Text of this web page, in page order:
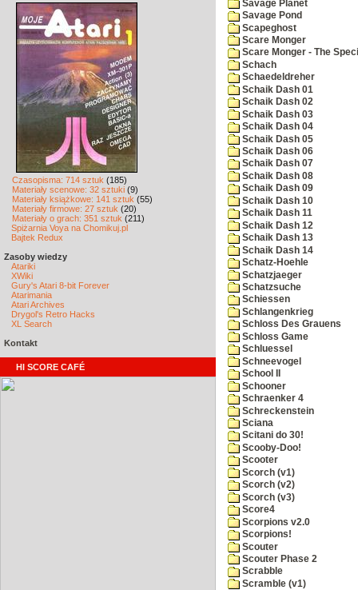
Czasopisma: 714 sztuk (185)
Materiały scenowe: 32 sztuki (9)
Materiały książkowe: 141 sztuk (55)
Materiały firmowe: 27 sztuk (20)
Materiały o grach: 351 sztuk (211)
Spiżarnia Voya na Chomikuj.pl
Bajtek Redux
Zasoby wiedzy
Atariki
XWiki
Gury's Atari 8-bit Forever
Atarimania
Atari Archives
Drygol's Retro Hacks
XL Search
Kontakt
HI SCORE CAFÉ
Savage Planet
Savage Pond
Scapeghost
Scare Monger
Scare Monger - The
Schach
Schaedeldreher
Schaik Dash 01
Schaik Dash 02
Schaik Dash 03
Schaik Dash 04
Schaik Dash 05
Schaik Dash 06
Schaik Dash 07
Schaik Dash 08
Schaik Dash 09
Schaik Dash 10
Schaik Dash 11
Schaik Dash 12
Schaik Dash 13
Schaik Dash 14
Schatz-Hoehle
Schatzjaeger
Schatzsuche
Schiessen
Schlangenkrieg
Schloss Des Grauens
Schloss Game
Schluessel
Schneevogel
School II
Schooner
Schraenker 4
Schreckenstein
Sciana
Scitani do 30!
Scooby-Doo!
Scooter
Scorch (v1)
Scorch (v2)
Scorch (v3)
Score4
Scorpions v2.0
Scorpions!
Scouter
Scouter Phase 2
Scrabble
Scramble (v1)